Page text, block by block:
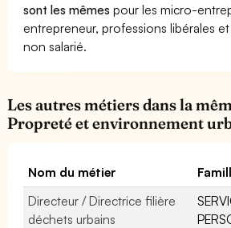
sont les mêmes pour les micro-
entrepreneur, professions libérales
non salarié.
Les autres métiers dans la
Propreté et environnement
Nom du métier
Directeur / Directrice filière
déchets urbains